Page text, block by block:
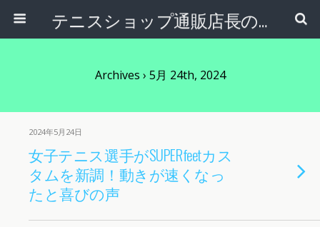
テニスショップ通販店長のブログ＠テニスショップLAFINO 西山克久
Archives › 5月 24th, 2024
2024年5月24日
女子テニス選手がSUPERfeetカス
タムを新調！動きが速くなっ
たと喜びの声